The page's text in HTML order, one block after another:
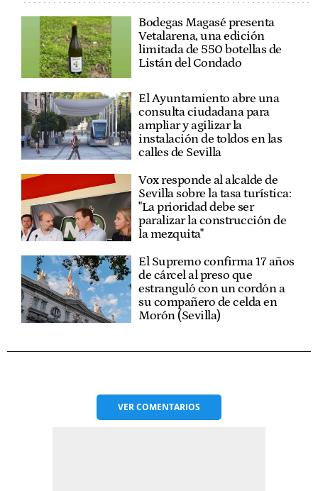
Bodegas Magasé presenta
Vetalarena, una edición
limitada de 550 botellas de
Listán del Condado
El Ayuntamiento abre una
consulta ciudadana para
ampliar y agilizar la
instalación de toldos en las
calles de Sevilla
Vox responde al alcalde de
Sevilla sobre la tasa turística:
"La prioridad debe ser
paralizar la construcción de
la mezquita"
El Supremo confirma 17 años
de cárcel al preso que
estranguló con un cordón a
su compañero de celda en
Morón (Sevilla)
VERCOMENTARIOS